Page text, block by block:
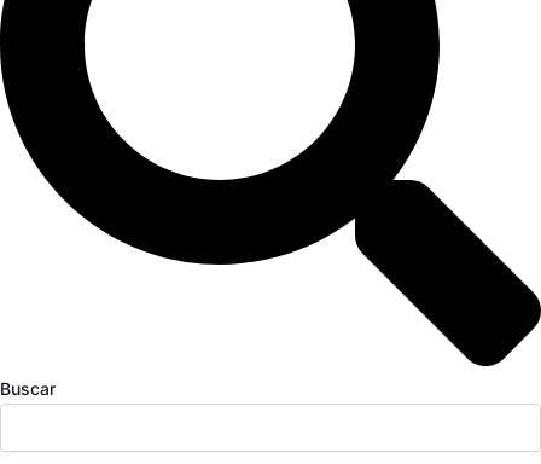
Buscar